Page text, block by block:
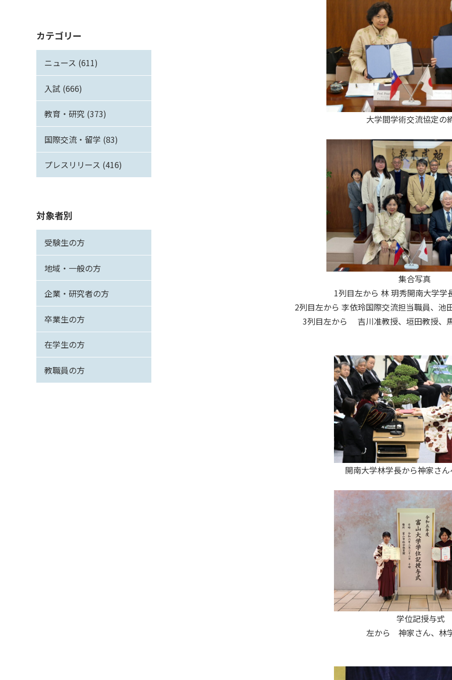
カテゴリー
ニュース (611)
入試 (666)
教育・研究 (373)
国際交流・留学 (83)
プレスリリース (416)
対象者別
受験生の方
地域・一般の方
企業・研究者の方
卒業生の方
在学生の方
教職員の方
大学間学術交流協定の
集合写真
1列目左から 林 玥秀開南大学学
2列目左から 李依玲国際交流担当職員、池
3列目左から 吉川准教授、垣田教授、
開南大学林学長から神家さん
学位記授与式
左から 神家さん、林